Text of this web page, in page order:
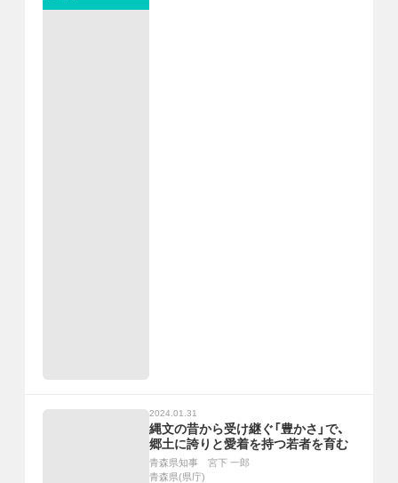
2024.01.31
縄文の昔から受け継ぐ「豊かさ」で、
郷土に誇りと愛着を持つ若者を育む
青森県知事 宮下 一郎
青森県(県庁)